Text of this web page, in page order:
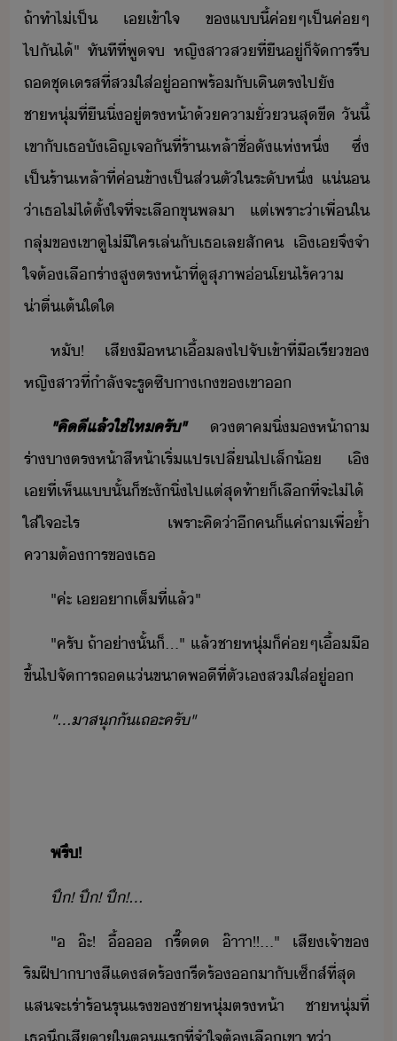
ถ้า​ทำไ​่​เป็​ ​เ​เข้าใจ​ ​ข​แี้​ค่ๆ​เป็​ค่ๆ​
ไปัไ้​"​ ​ทัทีที่​พู​จ​ ​หญิสา​ส​ที่​ื​ู่​็​จัาร​รี​
ถ​ชุ​เรส​ที่​สใส่​ู่​​พร้ั​เิ​ตร​ไป​ั​
ชาหุ่​ที่​ื​ิ่​ู่​ตรห้า​้​คาั่​สุขี​ ​ัี้​
เขา​ั​เธ​ัเิญ​เจั​ที่​ร้าเหล้า​ชื่ั​แห่หึ​่​ ​ซึ่​
เป็​ร้าเหล้า​ที่​ค่ข้า​เป็​ส่ตั​ใ​ระั​หึ่​ ​แ่​
่า​เธ​ไ่ไ้ตั้ใจ​ที่จะ​เลื​ขุพล​า​ ​แต่​เพราะ่า​เพื่​ใ​
ลุ่​ข​เขา​ู​ไ่ีใคร​เล่​ั​เธ​เล​สั​ค​ ​เิ​เ​จึ​จำ
ใจต้​เลื​ร่า​สู​ตรห้า​ที่​ู​สุภาพ่โ​ไร้ค​า​
่าตื่เต้​ใ​ใ​
หั​!​ ​เสี​ื​หา​เื้​ล​ไป​จั​เข้าที่​ื​เรี​ข​
หญิสา​ที่​ำลัจะ​รู​ซิ​าเ​ข​เขา​
"​คิี​แล้​ใช่ไห​ครั​"​ตา​ค​ิ่​ห้า​ถา​
ร่า​า​ตรห้า​สีห้า​เริ่​แปรเปลี่​ไป​เล็้​ ​เิ​
เ​ที่​เห็​แ​ั้​็​ชะั​ิ่​ไป​แต่​สุท้า​็​เลื​ที่จะ​ไ่ไ้​
ใส่ใจ​ะไร​ ​เพราะ​คิ​่า​ี​ค​็​แค่​ถา​เพื่​้ำ​
คาต้าร​ข​เธ
"​ค่ะ​ ​เ​า​เต็ที่​แล้​"
"​ครั​ ​ถ้า่าั้​็​...​"​ ​แล้​ชาหุ่​็​ค่ๆ​เื้ื​
ขึ้ไป​จัาร​ถ​แ่​ขา​พี​ที่​ตัเ​สใส่​ู่​
"​...​าส​ุ​ั​เถะ​ครั​"
พรึ​!
ปึ​!​ ​ปึ​!​ ​ปึ​!​...
"​ ​๊ะ​!​ ​ื้​​ ​รี๊​ ​๊าาา​!​!​...​"​ ​เสี​เจ้าข​
ริฝีปา​า​สีแ​ส​ร้​รีร้​า​ั​เซ็ส์​ที่สุ​
แส​จะ​เร่าร้​รุแร​ข​ชาหุ่​ตรห้า​ ​ชาหุ่​ที่​